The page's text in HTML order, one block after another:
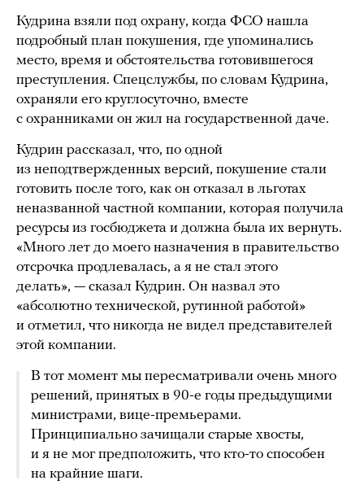
Кудрина взяли под охрану, когда ФСО нашла
подробный план покушения, где упоминались
место, время и обстоятельства готовившегося
преступления. Спецслужбы, по словам Кудрина,
охраняли его круглосуточно, вместе
с охранниками он жил на государственной даче.
Кудрин рассказал, что, по одной
из неподтвержденных версий, покушение стали
готовить после того, как он отказал в льготах
неназванной частной компании, которая получила
ресурсы из госбюджета и должна была их вернуть.
«Много лет до моего назначения в правительство
отсрочка продлевалась, а я не стал этого
делать», — сказал Кудрин. Он назвал это
«абсолютно технической, рутинной работой»
и отметил, что никогда не видел представителей
этой компании.
В тот момент мы пересматривали очень много
решений, принятых в 90-е годы предыдущими
министрами, вице-премьерами.
Принципиально зачищали старые хвосты,
и я не мог предположить, что кто-то способен
на крайние шаги.